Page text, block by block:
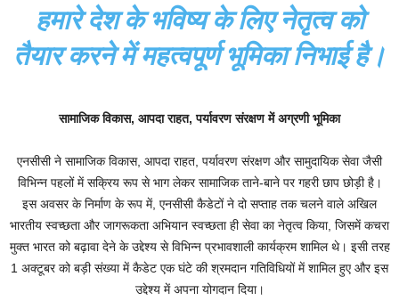
हमारे देश के भविष्य के लिए नेतृत्‍व को
तैयार करने में महत्वपूर्ण भूमिका निभाई है।
सामाजिक विकास, आपदा राहत, पर्यावरण संरक्षण में अग्रणी भूमिका
एनसीसी ने सामाजिक विकास, आपदा राहत, पर्यावरण संरक्षण और सामुदायिक सेवा जैसी
विभिन्न पहलों में सक्रिय रूप से भाग लेकर सामाजिक ताने-बाने पर गहरी छाप छोड़ी है।
इस अवसर के निर्माण के रूप में, एनसीसी कैडेटों ने दो सप्ताह तक चलने वाले अखिल
भारतीय स्वच्छता और जागरूकता अभियान स्वच्छता ही सेवा का नेतृत्व किया, जिसमें कचरा
मुक्त भारत को बढ़ावा देने के उद्देश्य से विभिन्न प्रभावशाली कार्यक्रम शामिल थे। इसी तरह
1 अक्टूबर को बड़ी संख्या में कैडेट एक घंटे की श्रमदान गतिविधियों में शामिल हुए और इस
उद्देश्य में अपना योगदान दिया।